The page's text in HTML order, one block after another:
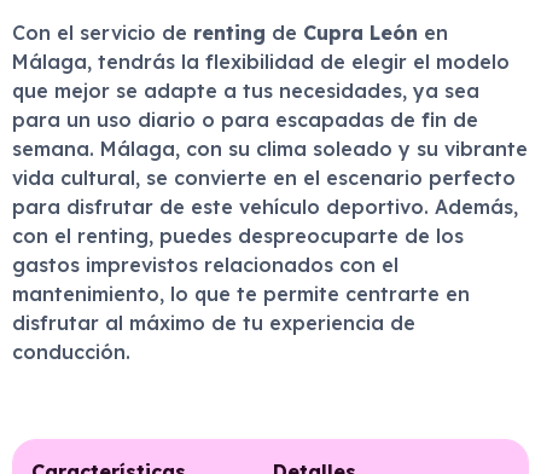
Con el servicio de renting de Cupra León en
Málaga, tendrás la flexibilidad de elegir el modelo
que mejor se adapte a tus necesidades, ya sea
para un uso diario o para escapadas de fin de
semana. Málaga, con su clima soleado y su vibrante
vida cultural, se convierte en el escenario perfecto
para disfrutar de este vehículo deportivo. Además,
con el renting, puedes despreocuparte de los
gastos imprevistos relacionados con el
mantenimiento, lo que te permite centrarte en
disfrutar al máximo de tu experiencia de
conducción.